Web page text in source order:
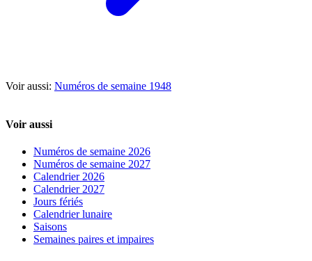
Voir aussi: Numéros de semaine 1948
Voir aussi
Numéros de semaine 2026
Numéros de semaine 2027
Calendrier 2026
Calendrier 2027
Jours fériés
Calendrier lunaire
Saisons
Semaines paires et impaires